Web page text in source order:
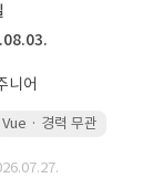
니어
Vue · 경력 무관